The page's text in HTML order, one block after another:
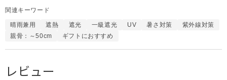
関連キーワード
晴雨兼用 遮熱 遮光 一級遮光 UV 暑さ対策
紫外線対策
親骨：～50cm
ギフトにおすすめ
レビュー